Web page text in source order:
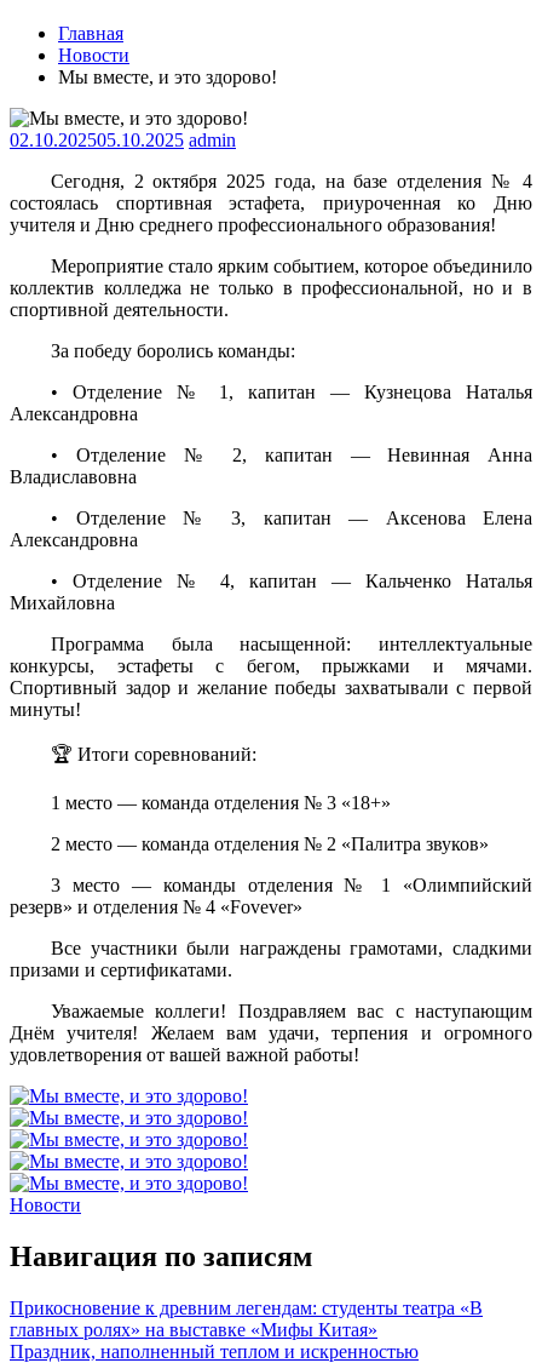
Главная
Новости
Мы вместе, и это здорово!
02.10.202505.10.2025 admin
Сегодня, 2 октября 2025 года, на базе отделения № 4
состоялась спортивная эстафета, приуроченная ко Дню
учителя и Дню среднего профессионального образования!
Мероприятие стало ярким событием, которое объединило
коллектив колледжа не только в профессиональной, но и в
спортивной деятельности.
За победу боролись команды:
• Отделение № 1, капитан — Кузнецова Наталья
Александровна
• Отделение № 2, капитан — Невинная Анна
Владиславовна
• Отделение № 3, капитан — Аксенова Елена
Александровна
• Отделение № 4, капитан — Кальченко Наталья
Михайловна
Программа была насыщенной: интеллектуальные
конкурсы, эстафеты с бегом, прыжками и мячами.
Спортивный задор и желание победы захватывали с первой
минуты!
🏆 Итоги соревнований:
1 место — команда отделения № 3 «18+»
2 место — команда отделения № 2 «Палитра звуков»
3 место — команды отделения № 1 «Олимпийский
резерв» и отделения № 4 «Fovever»
Все участники были награждены грамотами, сладкими
призами и сертификатами.
Уважаемые коллеги! Поздравляем вас с наступающим
Днём учителя! Желаем вам удачи, терпения и огромного
удовлетворения от вашей важной работы!
Новости
Навигация по записям
Прикосновение к древним легендам: студенты театра «В
главных ролях» на выставке «Мифы Китая»
Праздник, наполненный теплом и искренностью